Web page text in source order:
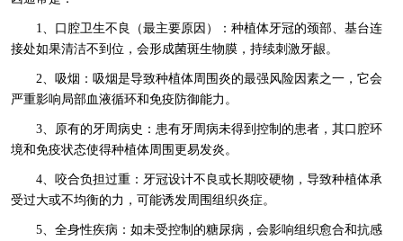
1、口腔卫生不良（最主要原因）：种植体牙冠的颈部、基台连
接处如果清洁不到位，会形成菌斑生物膜，持续刺激牙龈。
2、吸烟：吸烟是导致种植体周围炎的最强风险因素之一，它会
严重影响局部血液循环和免疫防御能力。
3、原有的牙周病史：患有牙周病未得到控制的患者，其口腔环
境和免疫状态使得种植体周围更易发炎。
4、咬合负担过重：牙冠设计不良或长期咬硬物，导致种植体承
受过大或不均衡的力，可能诱发周围组织炎症。
5、全身性疾病：如未受控制的糖尿病，会影响组织愈合和抗感